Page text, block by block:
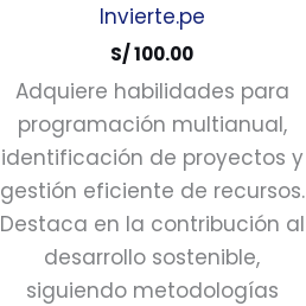
Invierte.pe
S/100.00
Adquiere habilidades para
programación multianual,
identificación de proyectos y
gestión eficiente de recursos.
Destaca en la contribución al
desarrollo sostenible,
siguiendo metodologías